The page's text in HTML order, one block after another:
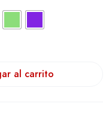
al carrito